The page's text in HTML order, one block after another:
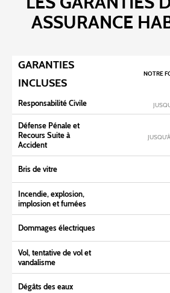
ASSURANCE
GARANTIES
INCLUSES
NOTRE
Responsabilité Civile
Défense Pénale et
Recours Suite à
Accident
Bris de vitre
Incendie, explosion,
implosion et fumées
Dommages électriques
Vol, tentative de vol et
vandalisme
Dégâts des eaux